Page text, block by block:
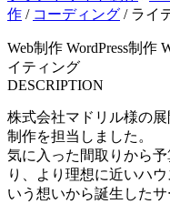
作 / コーディング / ライ
Web制作 WordPress制作
イティング
DESCRIPTION
株式会社マドリル様の
制作を担当しました。
気に入った間取りから
り、より理想に近いハ
いう想いから誕生した